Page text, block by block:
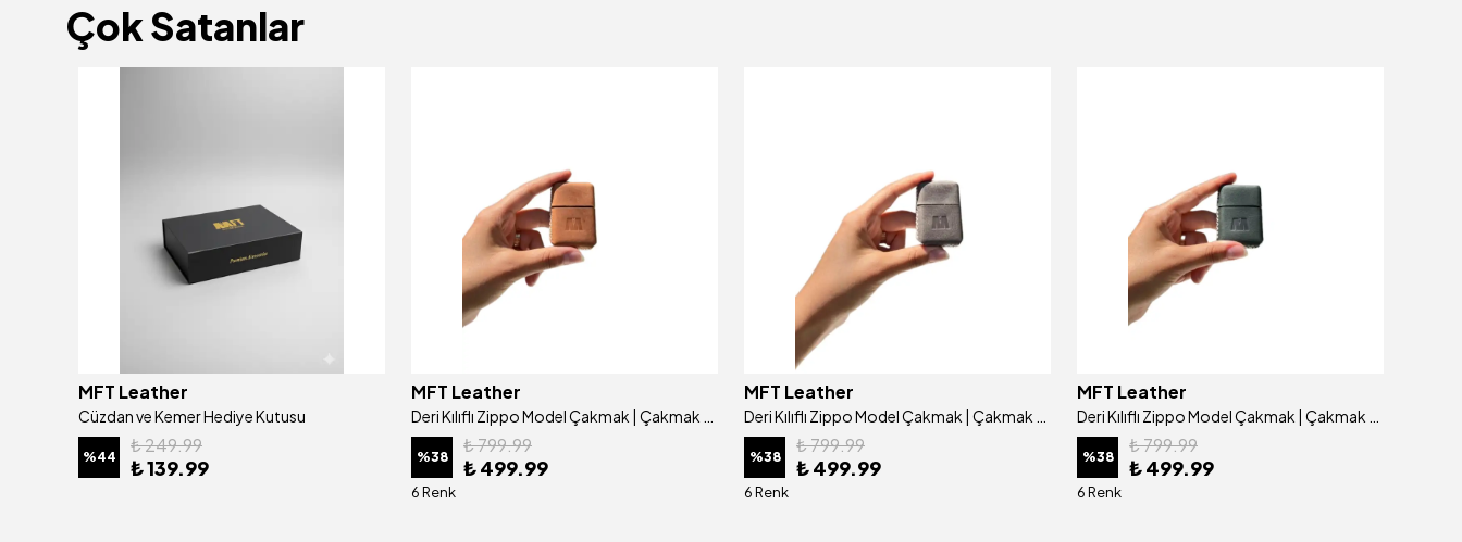
Çok Satanlar
MFT Leather
Cüzdan ve Kemer Hediye Kutusu
%44
₺ 249.99
₺ 139.99
MFT Leather
%38
₺ 799.99
₺ 499.99
6 Renk
MFT Leather
%38
₺ 799.99
₺ 499.99
6 Renk
MFT Leather
%38
₺ 799.99
₺ 499.99
6 Renk